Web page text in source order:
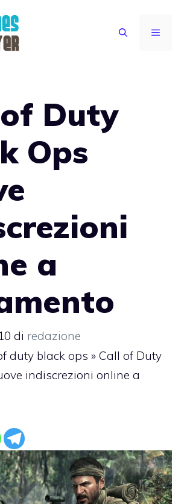
MENU
Duty
Ops
a
di redazione
duty black ops » Call of Duty
indiscrezioni online a